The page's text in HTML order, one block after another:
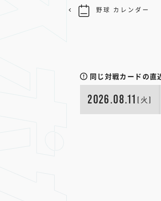
同じ対戦カードの直
2026.08.11 [火]
野球 カレンダー